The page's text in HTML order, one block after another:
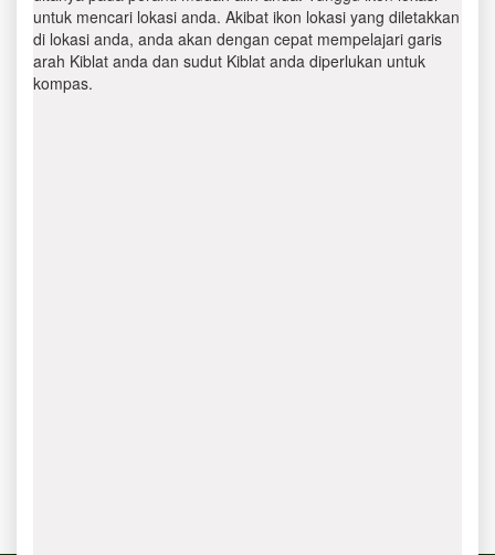
untuk mencari lokasi anda. Akibat ikon lokasi yang diletakkan
di lokasi anda, anda akan dengan cepat mempelajari garis
arah Kiblat anda dan sudut Kiblat anda diperlukan untuk
kompas.